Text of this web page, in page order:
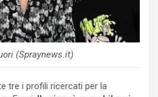
(Spraynews.it)
tre i profili ricercati per la